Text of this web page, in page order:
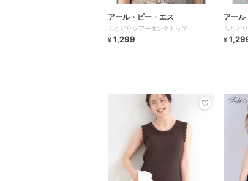
アール・ピー・エス
ふちどりシアータンクトップ
¥ 1,299
アール
ふちど
¥